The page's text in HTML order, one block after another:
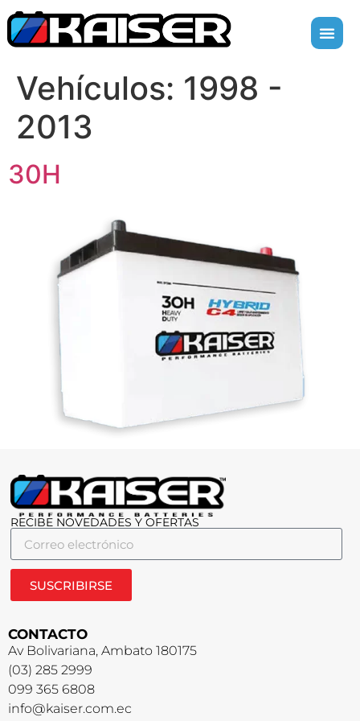
Vehículos: 1998 -
2013
30H
RECIBE NOVEDADES Y OFERTAS
SUSCRIBIRSE
CONTACTO
Av Bolivariana, Ambato 180175
(03) 285 2999
099 365 6808
info@kaiser.com.ec